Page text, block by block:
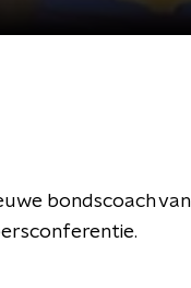
bondscoach van